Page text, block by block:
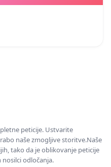
peticije. Ustvarite
naše zmogljive storitve.Naše
tako da je oblikovanje peticije
nosilci odločanja.